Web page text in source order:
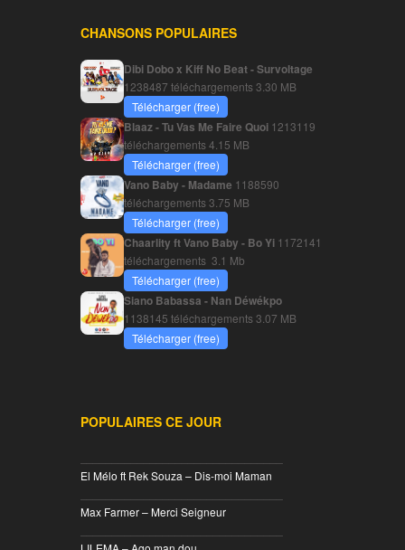
CHANSONS POPULAIRES
Dibi Dobo x Kiff No Beat - Survoltage
1238487 téléchargements3.30 MB
Télécharger (free)
Blaaz - Tu Vas Me Faire Quoi 1213119
téléchargements4.15 MB
Télécharger (free)
Vano Baby - Madame 1188590
téléchargements3.75 MB
Télécharger (free)
Chaarlity ft Vano Baby - Bo Yi 1172141
téléchargements 3.1 Mb
Télécharger (free)
Siano Babassa - Nan Déwékpo
1138145 téléchargements3.07 MB
Télécharger (free)
POPULAIRES CE JOUR
El Mélo ft Rek Souza – Dis-moi Maman
Max Farmer – Merci Seigneur